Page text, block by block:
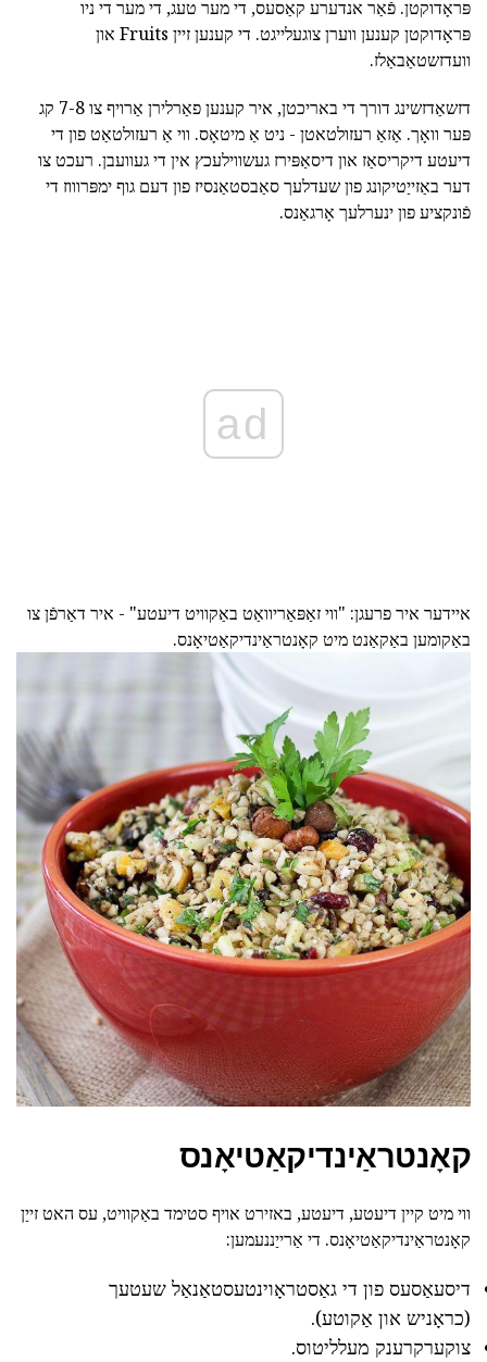
פּראָדוקטן. פֿאַר אנדערע קאַסעס, די מער טעג, די מער די ניו
פּראָדוקטן קענען ווערן צוגעלייגט. די קענען זיין Fruits און
וועדזשטאַבאַלז.
דזשאַדזשינג דורך די באריכטן, איר קענען פאַרלירן אַרויף צו 7-8 קג
פּער וואָך. אַזאַ רעזולטאטן - ניט אַ מיטאָס. ווי אַ רעזולטאַט פון די
דיעטע דיקריסאַז און דיסאַפּירז געשווילעכץ אין די געוועבן. רעכט צו
דער באַזייַטיקונג פון שעדלעך סאַבסטאַנסיז פון דעם גוף ימפּרוווז די
פֿונקציע פון ינערלעך אָרגאַנס.
ad
איידער איר פרעגן: "ווי זאַפּאַריוואַט באַקוויט דיעטע" - איר דאַרפֿן צו
באַקומען באַקאַנט מיט קאָנטראַינדיקאַטיאָנס.
קאָנטראַינדיקאַטיאָנס
ווי מיט קיין דיעטע, דיעטע, באזירט אויף סטימד באַקוויט, עס האט זייַן
קאָנטראַינדיקאַטיאָנס. די אַרייַננעמען:
דיסעאַסעס פון די גאַסטראָוינטעסטאַנאַל שעטעך
(כראָניש און אַקוטע).
צוקערקרענק מעלליטוס.